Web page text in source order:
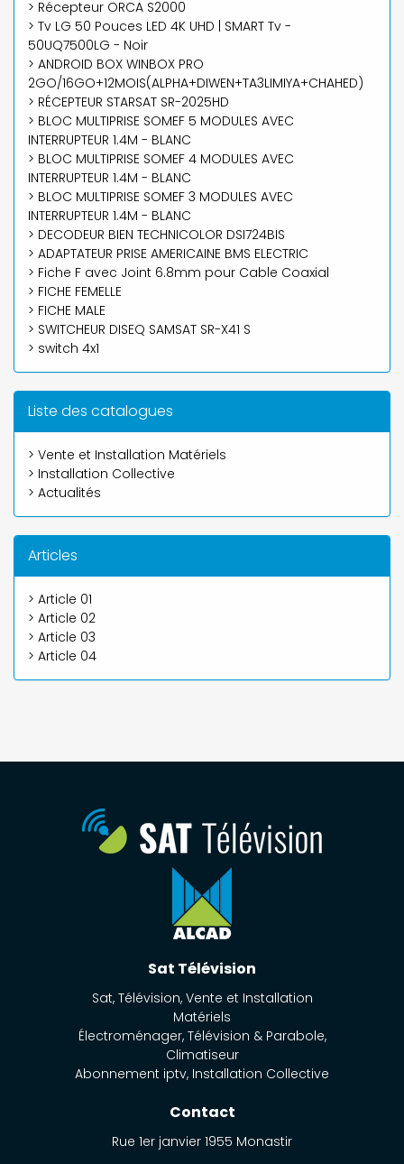
> Récepteur ORCA S2000
> Tv LG 50 Pouces LED 4K UHD | SMART Tv -
50UQ7500LG - Noir
> ANDROID BOX WINBOX PRO
2GO/16GO+12MOIS(ALPHA+DIWEN+TA3LIMIYA+CHAHED)
> RÉCEPTEUR STARSAT SR-2025HD
> BLOC MULTIPRISE SOMEF 5 MODULES AVEC
INTERRUPTEUR 1.4M - BLANC
> BLOC MULTIPRISE SOMEF 4 MODULES AVEC
INTERRUPTEUR 1.4M - BLANC
> BLOC MULTIPRISE SOMEF 3 MODULES AVEC
INTERRUPTEUR 1.4M - BLANC
> DECODEUR BIEN TECHNICOLOR DSI724BIS
> ADAPTATEUR PRISE AMERICAINE BMS ELECTRIC
> Fiche F avec Joint 6.8mm pour Cable Coaxial
> FICHE FEMELLE
> FICHE MALE
> SWITCHEUR DISEQ SAMSAT SR-X41 S
> switch 4x1
Liste des catalogues
> Vente et Installation Matériels
> Installation Collective
> Actualités
Articles
> Article 01
> Article 02
> Article 03
> Article 04
Sat Télévision
Sat, Télévision, Vente et Installation
Matériels
Électroménager, Télévision & Parabole,
Climatiseur
Abonnement iptv, Installation Collective
Contact
Rue 1er janvier 1955 Monastir